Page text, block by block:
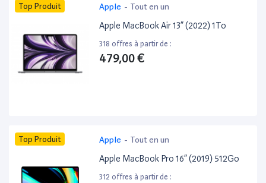
Top Produit Apple - Tout en un
Apple MacBook Air 13” (2022) 1To
318 offres à partir de :
479,00 €
Top Produit Apple - Tout en un
Apple MacBook Pro 16” (2019) 512Go
312 offres à partir de :